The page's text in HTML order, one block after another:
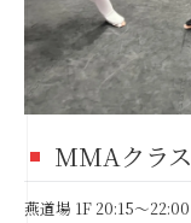
MMAクラス
燕道場 1F 20:15～22:00